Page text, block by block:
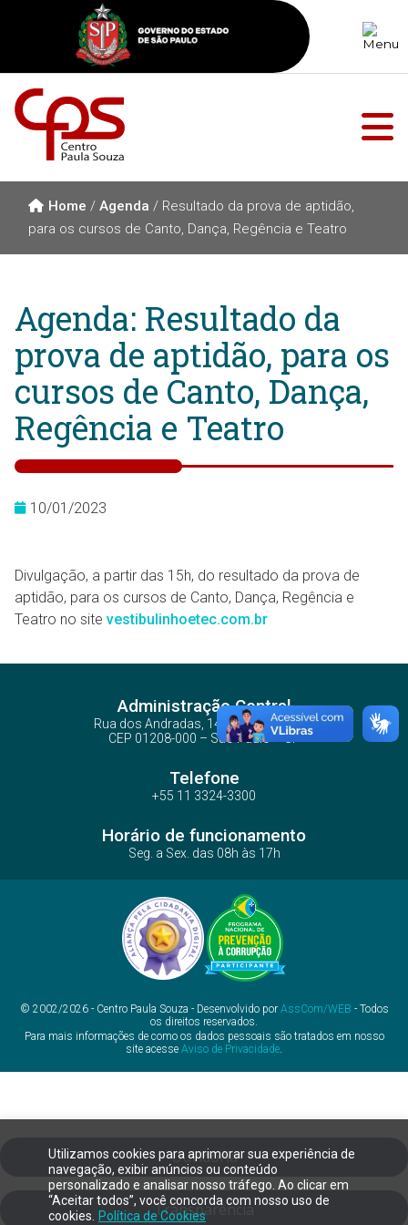
Utilizamos cookies para aprimorar sua experiência de
navegação, exibir anúncios ou conteúdo
personalizado e analisar nosso tráfego. Ao clicar em
“Aceitar todos”, você concorda com nosso uso de
cookies.
Política de Cookies
Home / Agenda / Resultado da prova de aptidão,
para os cursos de Canto, Dança, Regência e Teatro
Agenda: Resultado da
prova de aptidão, para os
cursos de Canto, Dança,
Regência e Teatro
10/01/2023
Divulgação, a partir das 15h, do resultado da prova de
aptidão, para os cursos de Canto, Dança, Regência e
Teatro no site vestibulinhoetec.com.br
Administração Central
Rua dos Andradas, 140 - Santa Ifigênia
CEP 01208-000 – São Paulo – SP
Telefone
+55 11 3324-3300
Horário de funcionamento
Seg. a Sex. das 08h às 17h
© 2002/2026 - Centro Paula Souza - Desenvolvido por AssCom/WEB - Todos
os direitos reservados.
Para mais informações de como os dados pessoais são tratados em nosso
site acesse Aviso de Privacidade.
Ouvidoria
Transparência